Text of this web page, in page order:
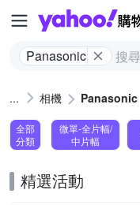
Panasonic
相機 Panasonic
全部
分類
微單-全片幅/
中片幅
精選活動